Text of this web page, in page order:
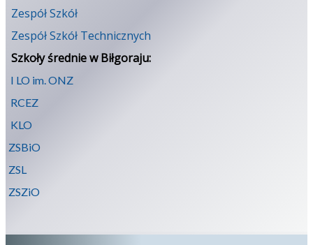
Zespół Szkół
Zespół Szkół Technicznych
Szkoły średnie w Biłgoraju:
I LO im. ONZ
RCEZ
KLO
ZSBiO
ZSL
ZSZiO